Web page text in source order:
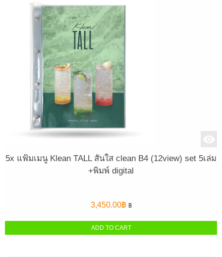
5x แฟ้มเมนู Klean TALL สันใส clean B4 (12view) set 5เล่ม
+พิมพ์ digital
3,450.00฿ ฿
ADD TO CART